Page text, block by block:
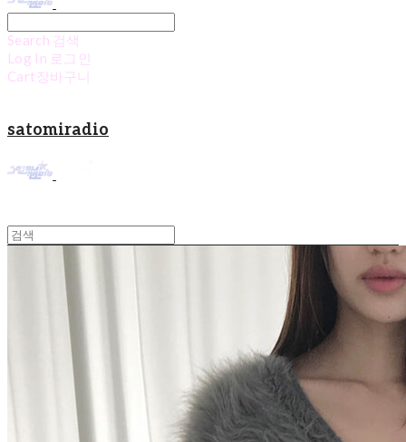
Search 검색
Log In 로그인
Cart 장바구니
satomiradio